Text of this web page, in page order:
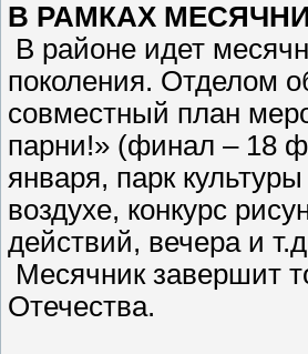
В РАМКАХ
В районе идет
поколения. Отделом
совместный план
парни!» (финал – 18
января, парк
воздухе, конкурс
действий, вечера и
Месячник завершит
Отечества.